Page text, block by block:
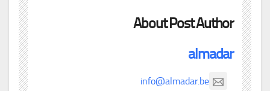
About Post Author
almadar
info@almadar.be